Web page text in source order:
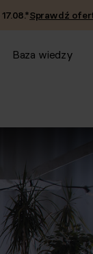
17.08.*Sprawdź
Baza wiedzy